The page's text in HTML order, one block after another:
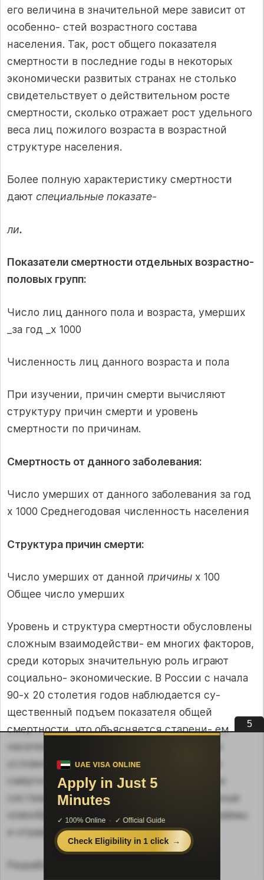
его величина в значительной мере зависит от
особенно- стей возрастного состава
населения. Так, рост общего показателя
смертности в последние годы в некоторых
экономически развитых странах не столько
свидетельствует о действительном росте
смертности, сколько отражает рост удельного
веса лиц пожилого возраста в возрастной
структуре населения.
Более полную характеристику смертности
дают специальные показате-
ли.
Показатели смертности отдельных возрастно-
половых групп:
Число лиц данного пола и возраста, умерших
_за год _х 1000
Численность лиц данного возраста и пола
При изучении, причин смерти вычисляют
структуру причин смерти и уровень
смертности по причинам.
Смертность от данного заболевания:
Число умерших от данного заболевания за год
х 1000 Среднегодовая численность населения
Структура причин смерти:
Число умерших от данной причины х 100
Общее число умерших
Уровень и структура смертности обусловлены
сложным взаимодействи- ем многих факторов,
среди которых значительную роль играют
социально- экономические. В России с начала
90-х 20 столетия годов наблюдается су-
щественный подъем показателя общей
смертности, что объясняется старени- ем
населения и социально-экономическими
условиями в стране. В структуре причин
смерти ведущее место занимают болезни
системы кровообращения, злокачественные
новообразования, несчастные случаи, травмы
и отравления.
Разработка материалов о смертности
4